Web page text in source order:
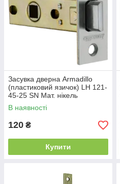
Засувка дверна Armadillo
(пластиковий язичок) LH 121-
45-25 SN Мат. нікель
В наявності
120 ₴
Купити